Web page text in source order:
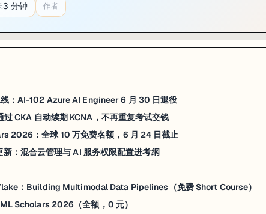
程师，KCNA（Kubernetes and Cloud Native Associate）快到期
Native Security Associate）自动续期
从 1 月 1 日至切换完成这段时间内获得认证的持有者，只要此前
费名额，6 月 24 日截止
名额，顶尖 4500 人直接拿全额 Nanodegree（市值约 USD 1200）
：大约 10 小时内容，覆盖 AI 基础知识、Amazon PartyRock 和
3 分钟 作者
：AI-102 Azure AI Engineer 6 月 30 日退役
过 CKA 自动续期 KCNA，不再重复考试交钱
2026：全球 10 万免费名额，6 月 24 日截止
：混合云管理与 AI 服务权限配置进考纲
：Building Multimodal Data Pipelines（免费 Short Course）
Scholars 2026（全额，0 元）